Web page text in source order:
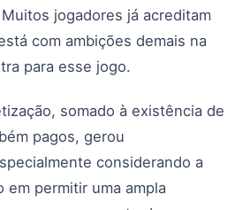
jogadores já acreditam
com ambições demais na
para esse jogo.
somado à existência de
pagos, gerou
considerando a
em permitir uma ampla